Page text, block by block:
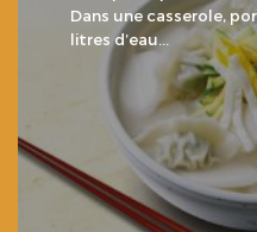
Dans une casserole,
litres d’eau...